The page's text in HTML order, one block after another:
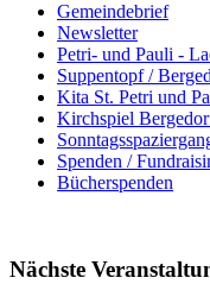
Gemeindebrief
Newsletter
Petri- und Pauli -
Suppentopf /
Kita St. Petri und
Kirchspiel
Spenden /
Bücherspenden
Nächste